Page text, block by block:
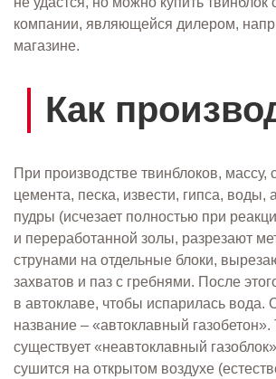
компании, являющейся дилером,
магазине.
Как
При производстве твинблоков, массу,
цемента, песка, извести, гипса,
пудры (исчезает полностью при
и переработанной золы, разрезают
струнами на отдельные блоки,
захватов и паз с гребнями. После
в автоклаве, чтобы испарилась вода.
название – «автоклавный газобетон».
существует «неавтоклавный
сушится на открытом воздухе